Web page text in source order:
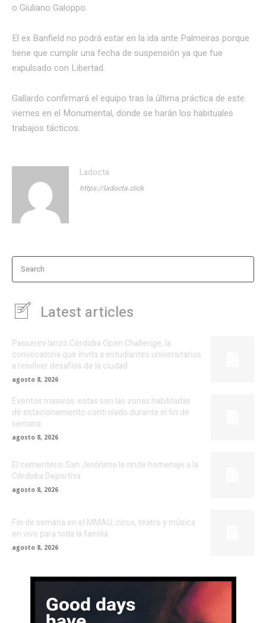
o Giuliano Galoppo.
El ex Banfield no podrá estar en la ida ante Palmeiras porque
tiene que cumplir una fecha de suspensión ya que fue
expulsado con Libertad.
Gallardo confirmará el equipo tras la última práctica de este
viernes en el Monumental, donde se harán los habituales
trabajos tácticos.
Ladocta
https://ladocta.click
Search
Latest articles
Passerini lanzó Córdoba Open Challenge, la
convocatoria que invita a estudiantes universitarios
a resolver desafíos de la ciudad
agosto 8, 2026
Eventos masivos: estas son las zonas habilitadas
de estacionamiento controlado durante el fin de
semana
agosto 8, 2026
El cementerio San Jerónimo le rinde homenaje a la
Córdoba Deportiva
agosto 8, 2026
Fin de semana en el MMAU: circo, teatro y música
en vivo para toda la familia
agosto 8, 2026